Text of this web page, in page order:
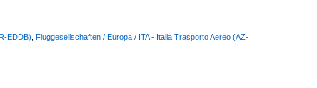
EDDB) Fluggesellschaften / Europa / ITA - Italia Trasporto Aereo (AZ-